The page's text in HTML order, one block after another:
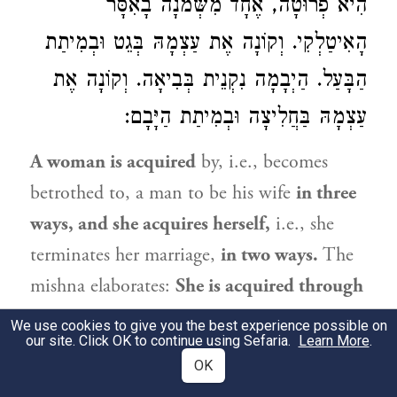
הִיא פְרוּטָה, אֶחָד מִשְּׁמֹנָה בָאִסָּר
הָאִיטַלְקִי. וְקוֹנָה אֶת עַצְמָהּ בְּגֵט וּבְמִיתַת
הַבָּעַל. הַיְבָמָה נִקְנֵית בְּבִיאָה. וְקוֹנָה אֶת
עַצְמָהּ בַּחֲלִיצָה וּבְמִיתַת הַיָּבָם:
A woman is acquired by, i.e., becomes
betrothed to, a man to be his wife in three
ways, and she acquires herself, i.e., she
terminates her marriage, in two ways. The
mishna elaborates: She is acquired through
money, through a document, and through
sexual intercourse.With regard to a
through money,
We use cookies to give you the best experience possible on
our site. Click OK to continue using Sefaria. Learn More.
OK